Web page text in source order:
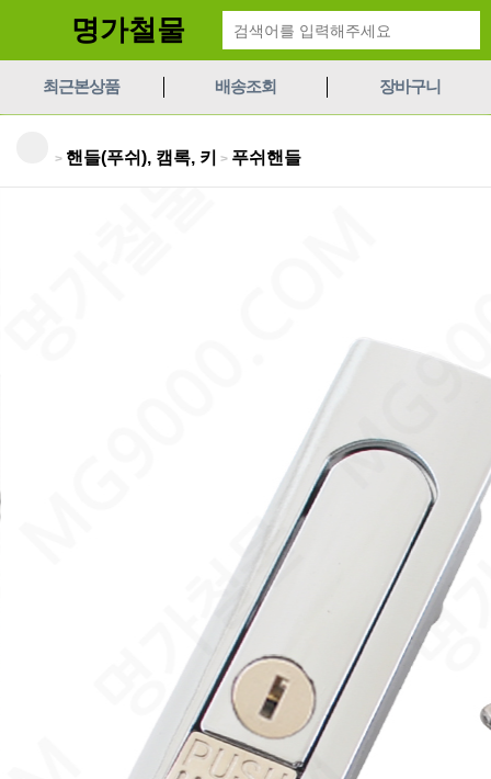
명가철물
최근본상품 배송조회 장바구니
> 핸들(푸쉬), 캠록, 키 > 푸쉬핸들